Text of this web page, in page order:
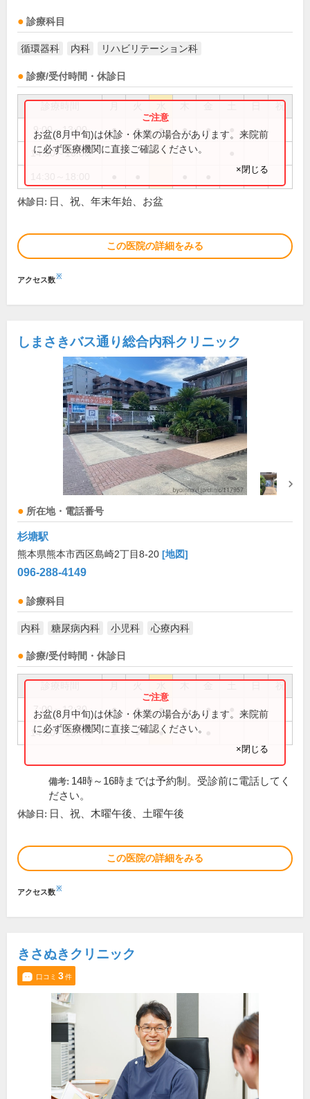
診療科目
循環器科 内科 リハビリテーション科
診療/受付時間・休診日
祝
9:00～13:00 ● ● ● ● ●
14:30～16:00
お盆(8月中旬)は休診・休業の場合があります。来院前
に必ず医療機関に直接ご確認ください。
×閉じる
休診日: 日、祝、年末年始、お盆
この医院の詳細をみる
アクセス数※
しまさきバス通り総合内科クリニック
所在地・電話番号
杉塘駅
熊本県熊本市西区島崎2丁目8-20 [地図]
096-288-4149
診療科目
内科 糖尿病内科 小児科 心療内科
診療/受付時間・休診日
祝
7:00～12:30 ● ● ● ● ●
14:00～18:00 ● ● ●
お盆(8月中旬)は休診・休業の場合があります。来院前
に必ず医療機関に直接ご確認ください。
×閉じる
備考: 14時～16時までは予約制。受診前に電話してく
ださい。
休診日: 日、祝、木曜午後、土曜午後
この医院の詳細をみる
アクセス数※
きさぬきクリニック
口コミ 3件